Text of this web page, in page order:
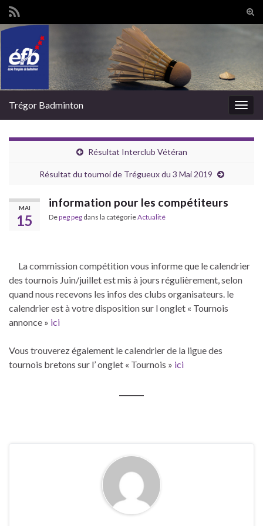
Trégor Badminton
Résultat Interclub Vétéran
Résultat du tournoi de Trégueux du 3 Mai 2019
MAI
15
information pour les compétiteurs
Depeg peg dans la catégorieActualité
La commission compétition vous informe que le calendrier
des tournois Juin/juillet est mis à jours régulièrement, selon
quand nous recevons les infos des clubs organisateurs. le
calendrier est à votre disposition sur l onglet « Tournois
annonce » ici
Vous trouverez également le calendrier de la ligue des
tournois bretons sur l’ onglet « Tournois » ici